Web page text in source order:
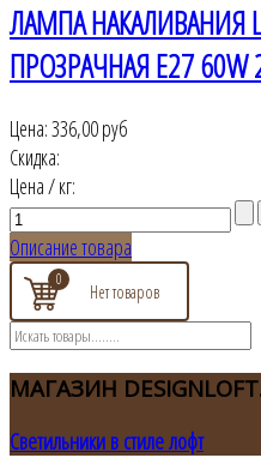
ЛАМПА НАКАЛИВАНИЯ
ПРОЗРАЧНАЯ E27 60W
Цена:336,00 руб
Скидка:
Цена / кг:
Описание товара
0
МАГАЗИН
Светильники в стиле лофт